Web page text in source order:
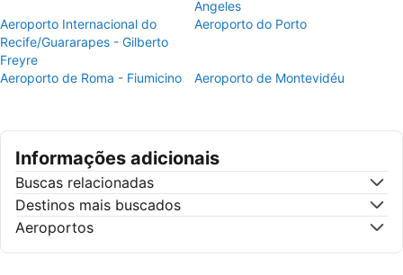
Angeles
Aeroporto Internacional do
Recife/Guararapes - Gilberto
Freyre
Aeroporto do Porto
Aeroporto de Roma - Fiumicino Aeroporto de Montevidéu
Informações adicionais
Buscas relacionadas
Destinos mais buscados
Aeroportos